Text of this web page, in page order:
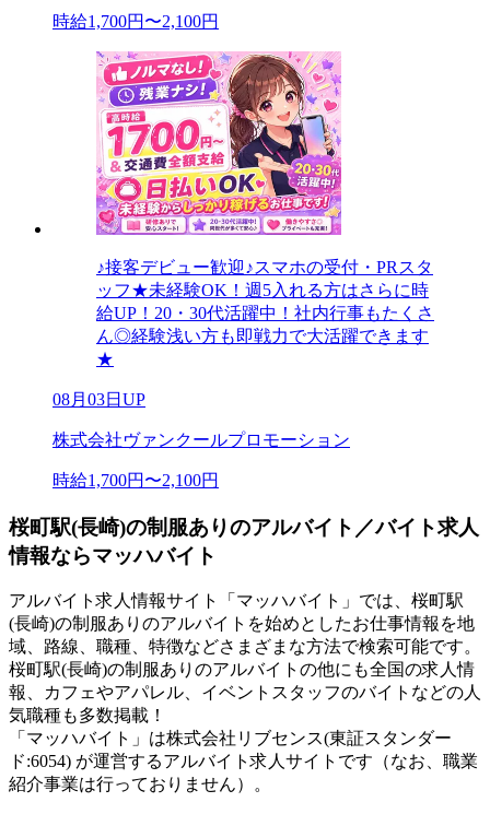
時給1,700円〜2,100円
♪接客デビュー歓迎♪スマホの受付・PRスタ
ッフ★未経験OK！週5入れる方はさらに時
給UP！20・30代活躍中！社内行事もたくさ
ん◎経験浅い方も即戦力で大活躍できます
★
08月03日UP
株式会社ヴァンクールプロモーション
時給1,700円〜2,100円
桜町駅(長崎)の制服ありのアルバイト／バイト求人
情報ならマッハバイト
アルバイト求人情報サイト「マッハバイト」では、桜町駅
(長崎)の制服ありのアルバイトを始めとしたお仕事情報を地
域、路線、職種、特徴などさまざまな方法で検索可能です。
桜町駅(長崎)の制服ありのアルバイトの他にも全国の求人情
報、カフェやアパレル、イベントスタッフのバイトなどの人
気職種も多数掲載！
「マッハバイト」は株式会社リブセンス(東証スタンダー
ド:6054) が運営するアルバイト求人サイトです（なお、職業
紹介事業は行っておりません）。